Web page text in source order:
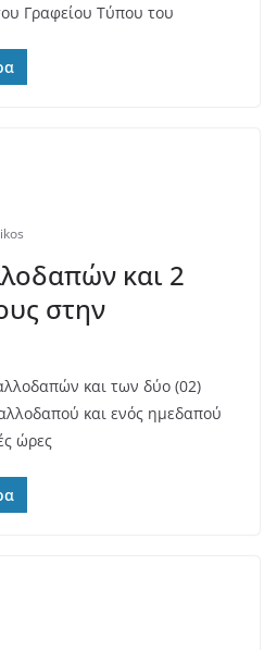
Γραφείου Τύπου του
και 2
στην
και των δύο (02)
και ενός ημεδαπού
ώρες